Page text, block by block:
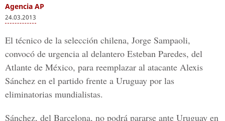
Agencia AP
24.03.2013
El técnico de la selección chilena, Jorge Sampaoli,
convocó de urgencia al delantero Esteban Paredes, del
Atlante de México, para reemplazar al atacante Alexis
Sánchez en el partido frente a Uruguay por las
eliminatorias mundialistas.
Sánchez, del Barcelona, no podrá pararse ante Uruguay en